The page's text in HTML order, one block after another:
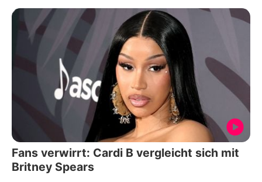
Fans verwirrt: Cardi B vergleicht sich mit
Britney Spears